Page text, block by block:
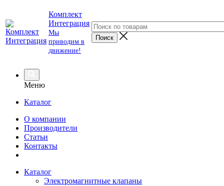
Комплект
Интеграция
Мы
приводим в
движение!
Меню
Каталог
О компании
Производители
Статьи
Контакты
Каталог
Электромагнитные клапаны